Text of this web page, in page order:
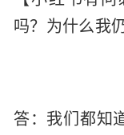
吗？为什么我
答：我们都知